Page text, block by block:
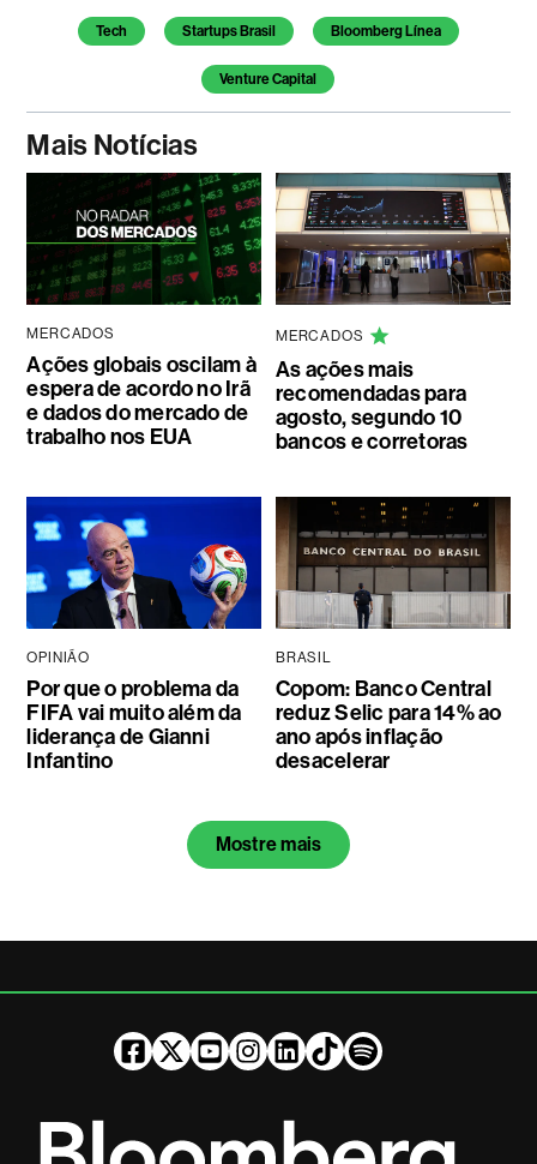
Temas deste artigo
Tech Startups Brasil Bloomberg Línea
Venture Capital
Mais Notícias
MERCADOS
Ações globais oscilam à
espera de acordo no Irã
e dados do mercado de
trabalho nos EUA
MERCADOS
As ações mais
recomendadas para
agosto, segundo 10
bancos e corretoras
OPINIÃO
Por que o problema da
FIFA vai muito além da
liderança de Gianni
Infantino
BRASIL
Copom: Banco Central
reduz Selic para 14% ao
ano após inflação
desacelerar
Mostre mais